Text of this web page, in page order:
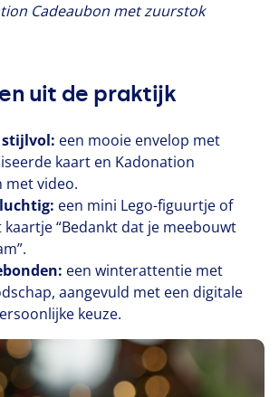
Cadeaubon met zuurstok
uit de praktijk
stijlvol: een mooie envelop met
kaart en Kadonation
met video.
luchtig: een mini Lego-figuurtje of
kaartje“Bedankt dat je meebouwt
een winterattentie met
aangevuld met een digitale
keuze.